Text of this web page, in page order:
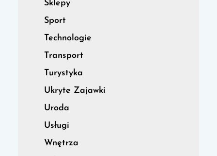
Sklepy
Sport
Technologie
Transport
Turystyka
Ukryte Zajawki
Uroda
Usługi
Wnętrza